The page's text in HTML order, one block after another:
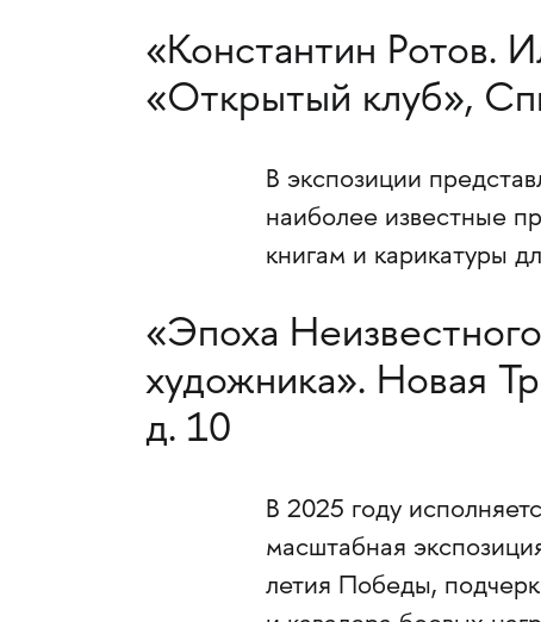
«Константин Ротов.
«Открытый клуб»,
В экспозиции
наиболее известные
книгам и карикатуры
«Эпоха
художника». Новая
д. 10
В 2025 году
масштабная
летия Победы,